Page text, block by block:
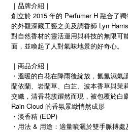
｜品牌介紹｜
創立於 2015 年的 Perfumer H 融合了
的外觀深藏工藝之美及調香師 Lyn
對自然香材的靈活運用與科技的無限可
面，並喚起了人對氣味地景的好奇心。
｜商品介紹｜
・溫暖的白花在降雨後綻放，氤氳濕氣
蘭依蘭、岩蘭草、白芷、波本香草與茉
交織，清香花簇躍然而現，被包覆於白
Rain Cloud 的香氛景緻悄然成形
・淡香精 (EDP)
・用法 & 用途：適量噴灑於雙手脈搏處